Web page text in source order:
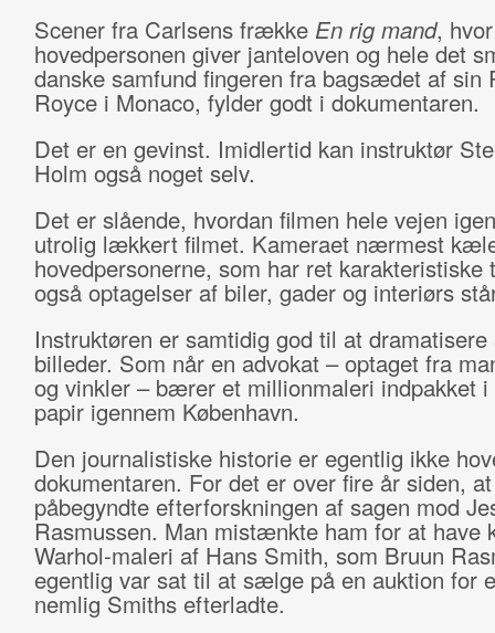
Scener fra Carlsens frække En rig mand, hvor
hovedpersonen giver janteloven og hele det
danske samfund fingeren fra bagsædet af sin
Royce i Monaco, fylder godt i dokumentaren.
Det er en gevinst. Imidlertid kan instruktør
Holm også noget selv.
Det er slående, hvordan filmen hele vejen
utrolig lækkert filmet. Kameraet nærmest
hovedpersonerne, som har ret
også optagelser af biler, gader og interiørs
Instruktøren er samtidig god til at dramatisere
billeder. Som når en advokat – optaget fra
og vinkler – bærer et millionmaleri indpakket i
papir igennem København.
Den journalistiske historie er egentlig ikke
dokumentaren. For det er over fire år siden,
påbegyndte efterforskningen af sagen mod
Rasmussen. Man mistænkte ham for at have
Warhol-maleri af Hans Smith, som Bruun
egentlig var sat til at sælge på en auktion for
nemlig Smiths efterladte.